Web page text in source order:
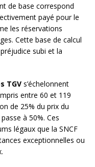
de base correspond
payé pour le
les réservations
Cette base de calcul
subi et la
TGV s’échelonnent
entre 60 et 119
de 25% du prix du
à 50%. Ces
légaux que la SNCF
exceptionnelles ou